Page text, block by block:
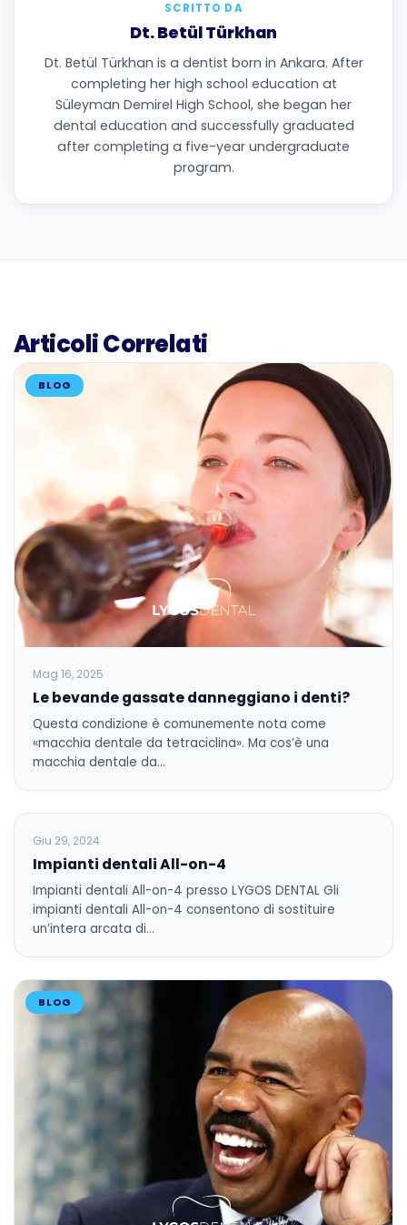
SCRITTO DA
Dt. Betül Türkhan
Dt. Betül Türkhan is a dentist born in Ankara. After
completing her high school education at
Süleyman Demirel High School, she began her
dental education and successfully graduated
after completing a five-year undergraduate
program.
Articoli Correlati
BLOG
Mag 16, 2025
Le bevande gassate danneggiano i denti?
Questa condizione è comunemente nota come
«macchia dentale da tetraciclina». Ma cos’è una
macchia dentale da…
BLOG
Giu 29, 2024
Impianti dentali All-on-4
Impianti dentali All-on-4 presso LYGOS DENTAL Gli
impianti dentali All-on-4 consentono di sostituire
un’intera arcata di…
BLOG